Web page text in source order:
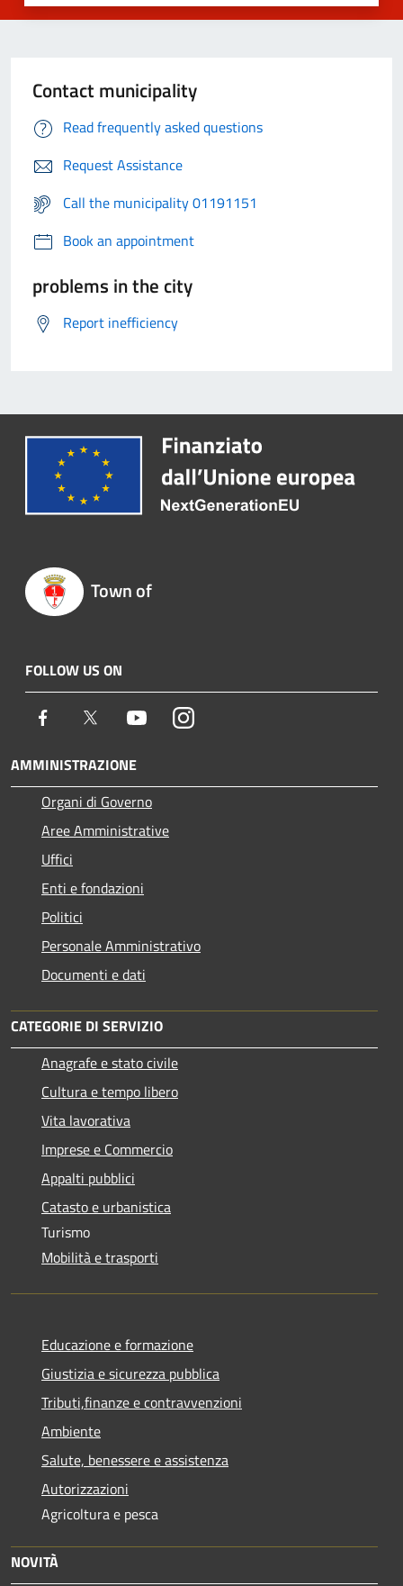
Contact municipality
Read frequently asked questions
Request Assistance
Call the municipality 01191151
Book an appointment
problems in the city
Report inefficiency
Town of
FOLLOW US ON
Facebook Twitter YoutubeInstagram
AMMINISTRAZIONE
Organi di Governo
Aree Amministrative
Uffici
Enti e fondazioni
Politici
Personale Amministrativo
Documenti e dati
CATEGORIE DI SERVIZIO
Anagrafe e stato civile
Cultura e tempo libero
Vita lavorativa
Imprese e Commercio
Appalti pubblici
Catasto e urbanistica
Turismo
Mobilità e trasporti
Educazione e formazione
Giustizia e sicurezza pubblica
Tributi,finanze e contravvenzioni
Ambiente
Salute, benessere e assistenza
Autorizzazioni
Agricoltura e pesca
NOVITÀ